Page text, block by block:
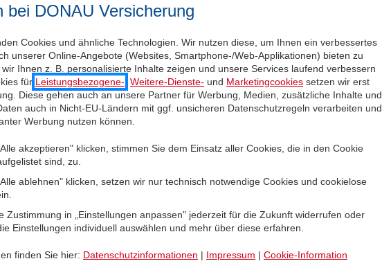
bei DONAU Versicherung
Cookies und ähnliche Technologien. Wir nutzen diese, um Ihnen ein verbessertes
unserer Online-Angebote (Websites, Smartphone-/Web-Applikationen) bieten zu
Ihnen z. B. personalisierte Inhalte zeigen und unsere Services laufend verbessern
für Leistungsbezogene- Weitere-Dienste- und Marketingcookies setzen wir erst
Diese gehen auch an unsere Partner für Werbung, Medien, zusätzliche Inhalte und
auch in Nicht-EU-Ländern mit ggf. unsicheren Datenschutzregeln verarbeiten und
Werbung nutzen können.
akzeptieren" klicken, stimmen Sie dem Einsatz aller Cookies, die in den Cookie
sind, zu.
ablehnen" klicken, setzen wir nur technisch notwendige Cookies und cookielose
Zustimmung in „Einstellungen anpassen" jederzeit für die Zukunft widerrufen oder
Einstellungen individuell auswählen und mehr über diese erfahren.
finden Sie hier: Datenschutzinformationen | Impressum | Cookie-Information